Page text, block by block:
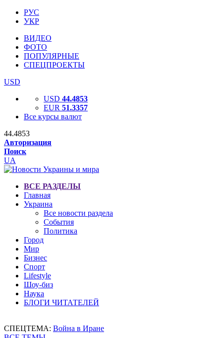
РУС
УКР
ВИДЕО
ФОТО
ПОПУЛЯРНЫЕ
СПЕЦПРОЕКТЫ
USD
USD 44.4853
EUR 51.3357
Все курсы валют
44.4853
Авторизация
Поиск
UA
ВСЕ РАЗДЕЛЫ
Главная
Украина
Все новости раздела
События
Политика
Город
Мир
Бизнес
Спорт
Lifestyle
Шоу-биз
Наука
БЛОГИ ЧИТАТЕЛЕЙ
СПЕЦТЕМА: Война в Иране